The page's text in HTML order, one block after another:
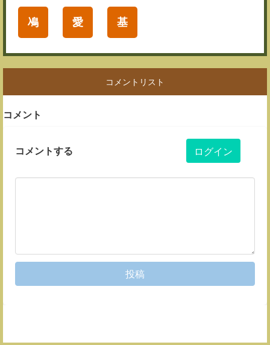
鳰 愛 基
コメントリスト
コメント
コメントする ログイン
投稿